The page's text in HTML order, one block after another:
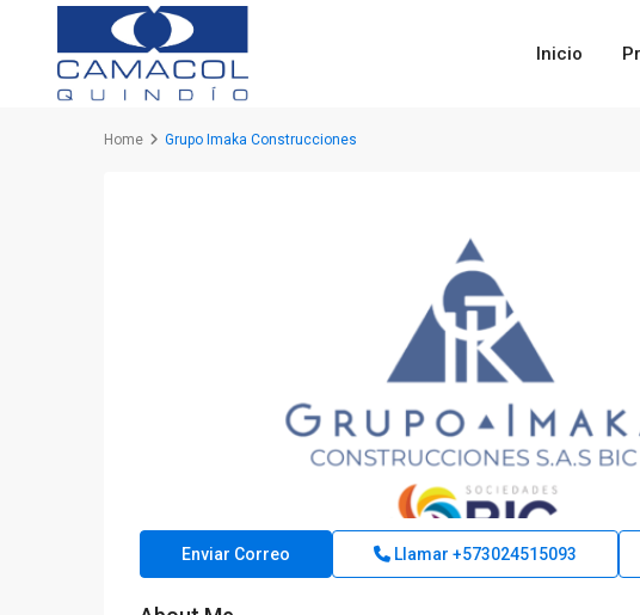
Inicio
Home Grupo Imaka Construcciones
Enviar Correo Llamar +573024515093